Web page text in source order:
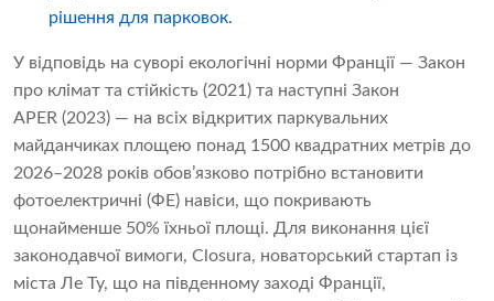
рішення для парковок.
У відповідь на суворі екологічні норми Франції — Закон
про клімат та стійкість (2021) та наступні Закон
APER (2023) — на всіх відкритих паркувальних
майданчиках площею понад 1500 квадратних метрів до
2026–2028 років обов’язково потрібно встановити
фотоелектричні (ФЕ) навіси, що покривають
щонайменше 50% їхньої площі. Для виконання цієї
законодавчої вимоги, Closura, новаторський стартап із
міста Ле Ту, що на південному заході Франції,